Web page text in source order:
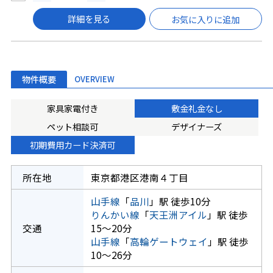
詳細を見る お気に入りに追加
物件概要 OVERVIEW
家具家電付き
敷金礼金なし
ペット相談可
デザイナーズ
初期費用カード決済可
所在地 東京都港区港南４丁目
交通
山手線 「品川 」駅 徒歩10分
りんかい線 「天王洲アイル 」駅 徒歩
15～20分
山手線 「高輪ゲートウェイ 」駅 徒歩
10～26分